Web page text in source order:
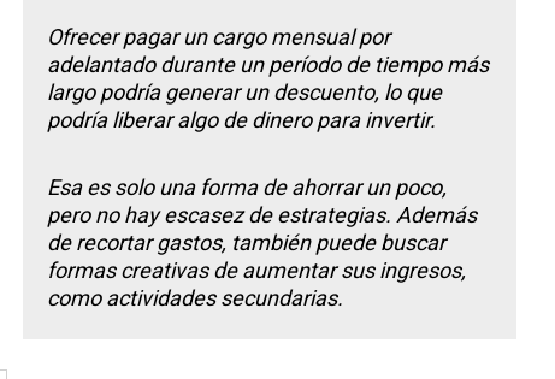
Ofrecer pagar un cargo mensual por
adelantado durante un período de tiempo más
largo podría generar un descuento, lo que
podría liberar algo de dinero para invertir.
Esa es solo una forma de ahorrar un poco,
pero no hay escasez de estrategias. Además
de recortar gastos, también puede buscar
formas creativas de aumentar sus ingresos,
como actividades secundarias.